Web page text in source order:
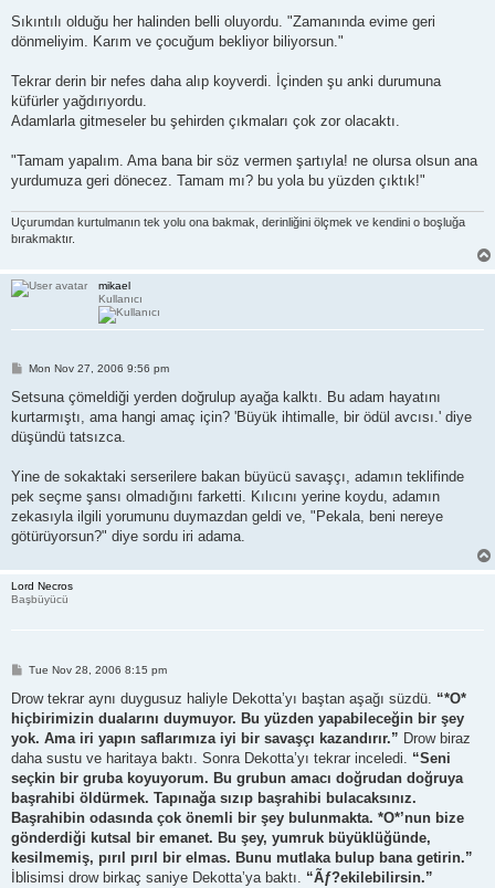
Sıkıntılı olduğu her halinden belli oluyordu. "Zamanında evime geri
dönmeliyim. Karım ve çocuğum bekliyor biliyorsun."
Tekrar derin bir nefes daha alıp koyverdi. İçinden şu anki durumuna
küfürler yağdırıyordu.
Adamlarla gitmeseler bu şehirden çıkmaları çok zor olacaktı.
"Tamam yapalım. Ama bana bir söz vermen şartıyla! ne olursa olsun ana
yurdumuza geri dönecez. Tamam mı? bu yola bu yüzden çıktık!"
Uçurumdan kurtulmanın tek yolu ona bakmak, derinliğini ölçmek ve kendini o boşluğa
bırakmaktır.
mikael
Kullanıcı
P
s
Mon Nov 27, 2006 9:56 pm
Setsuna çömeldiği yerden doğrulup ayağa kalktı. Bu adam hayatını
kurtarmıştı, ama hangi amaç için? 'Büyük ihtimalle, bir ödül avcısı.' diye
düşündü tatsızca.
Yine de sokaktaki serserilere bakan büyücü savaşçı, adamın teklifinde
pek seçme şansı olmadığını farketti. Kılıcını yerine koydu, adamın
zekasıyla ilgili yorumunu duymazdan geldi ve, "Pekala, beni nereye
götürüyorsun?" diye sordu iri adama.
Lord Necros
Başbüyücü
P
s
Tue Nov 28, 2006 8:15 pm
Drow tekrar aynı duygusuz haliyle Dekotta’yı baştan aşağı süzdü. “*O*
hiçbirimizin dualarını duymuyor. Bu yüzden yapabileceğin bir şey
yok. Ama iri yapın saflarımıza iyi bir savaşçı kazandırır.” Drow biraz
daha sustu ve haritaya baktı. Sonra Dekotta’yı tekrar inceledi. “Seni
seçkin bir gruba koyuyorum. Bu grubun amacı doğrudan doğruya
başrahibi öldürmek. Tapınağa sızıp başrahibi bulacaksınız.
Başrahibin odasında çok önemli bir şey bulunmakta. *O*’nun bize
gönderdiği kutsal bir emanet. Bu şey, yumruk büyüklüğünde,
kesilmemiş, pırıl pırıl bir elmas. Bunu mutlaka bulup bana getirin.”
İblisimsi drow birkaç saniye Dekotta’ya baktı. “Ãƒ?ekilebilirsin.”